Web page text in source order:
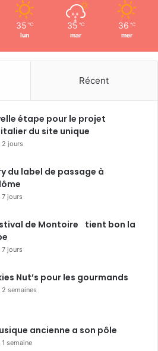
35 ℃
lun
35 ℃
mar
36 ℃
mer
Récent
étape pour le projet
du site unique
2 jours
du label de passage à
7 jours
de Montoire tient bon la
7 jours
Nut’s pour les gourmands
2 semaines
ancienne a son pôle
semaine